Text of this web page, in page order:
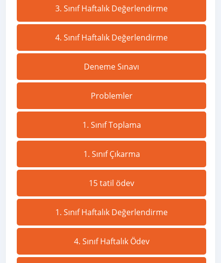
3. Sınıf Haftalık Değerlendirme
4. Sınıf Haftalık Değerlendirme
Deneme Sınavı
Problemler
1. Sınıf Toplama
1. Sınıf Çıkarma
15 tatil ödev
1. Sınıf Haftalık Değerlendirme
4. Sınıf Haftalık Ödev